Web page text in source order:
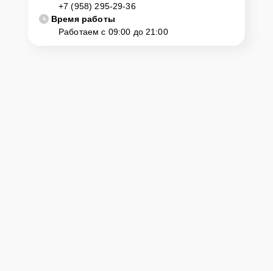
+7 (958) 295-29-36
Время работы
Работаем с 09:00 до 21:00